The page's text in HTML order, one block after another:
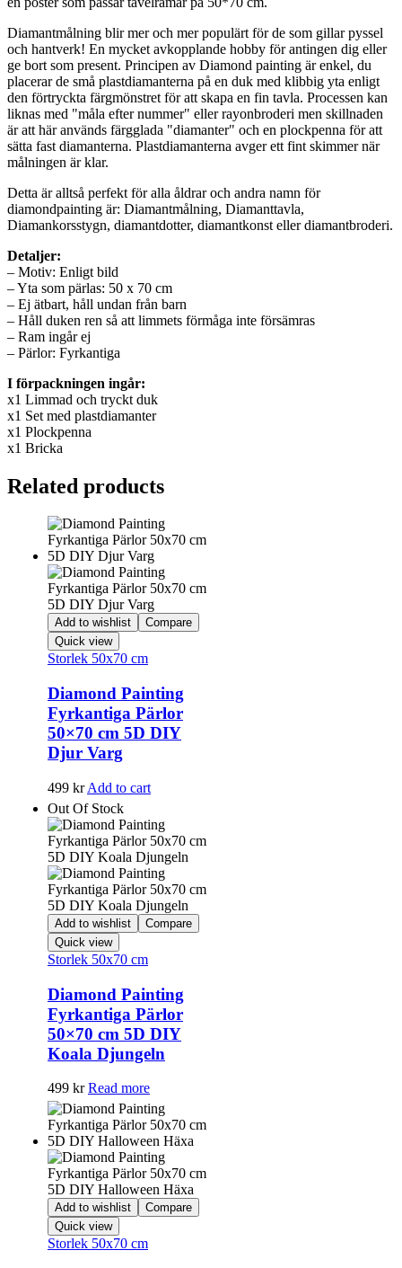
Diamantmålning blir mer och mer populärt för de som gillar pyssel
och hantverk! En mycket avkopplande hobby för antingen dig eller
ge bort som present. Principen av Diamond painting är enkel, du
placerar de små plastdiamanterna på en duk med klibbig yta enligt
den förtryckta färgmönstret för att skapa en fin tavla. Processen kan
liknas med "måla efter nummer" eller rayonbroderi men skillnaden
är att här används färgglada "diamanter" och en plockpenna för att
sätta fast diamanterna. Plastdiamanterna avger ett fint skimmer när
målningen är klar.
Detta är alltså perfekt för alla åldrar och andra namn för
diamondpainting är: Diamantmålning, Diamanttavla,
Diamankorsstygn, diamantdotter, diamantkonst eller diamantbroderi.
Detaljer:
– Motiv: Enligt bild
– Yta som pärlas: 50 x 70 cm
– Ej ätbart, håll undan från barn
– Håll duken ren så att limmets förmåga inte försämras
– Ram ingår ej
– Pärlor: Fyrkantiga
I förpackningen ingår:
x1 Limmad och tryckt duk
x1 Set med plastdiamanter
x1 Plockpenna
x1 Bricka
Related products
Add to wishlist
Compare
Quick view
Storlek 50x70 cm
Diamond Painting
Fyrkantiga Pärlor
50×70 cm 5D DIY
Djur Varg
499 kr Add to cart
Out Of Stock
Add to wishlist
Compare
Quick view
Storlek 50x70 cm
Diamond Painting
Fyrkantiga Pärlor
50×70 cm 5D DIY
Koala Djungeln
499 kr Read more
Add to wishlist
Compare
Quick view
Storlek 50x70 cm